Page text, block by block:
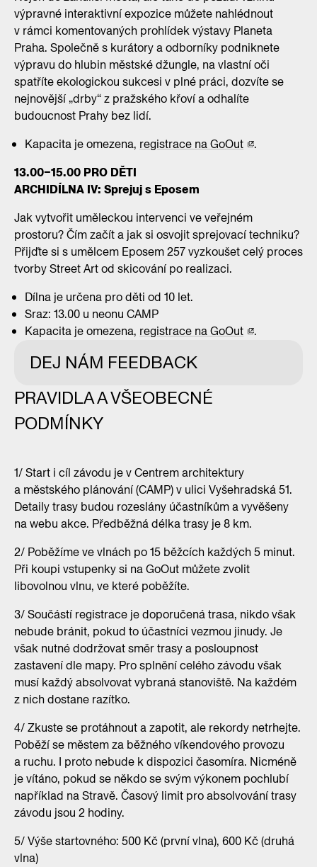
výpravné interaktivní expozice můžete nahlédnout
v rámci komentovaných prohlídek výstavy Planeta
Praha. Společně s kurátory a odborníky podniknete
výpravu do hlubin městské džungle, na vlastní oči
spatříte ekologickou sukcesi v plné práci, dozvíte se
nejnovější „drby“ z pražského křoví a odhalíte
budoucnost Prahy bez lidí.
Kapacita je omezena, registrace na GoOut
.
13.00–15.00 PRO DĚTI
ARCHIDÍLNA IV: Sprejuj s Eposem
Jak vytvořit uměleckou intervenci ve veřejném
prostoru? Čím začít a jak si osvojit sprejovací techniku?
Přijďte si s umělcem Eposem 257 vyzkoušet celý proces
tvorby Street Art od skicování po realizaci.
Dílna je určena pro děti od 10 let.
Sraz: 13.00 u neonu CAMP
Kapacita je omezena, registrace na GoOut .
DEJ NÁM FEEDBACK
01/10
PRAVIDLA A VŠEOBECNÉ
PODMÍNKY
1/ Start i cíl závodu je v Centrem architektury
a městského plánování (CAMP) v ulici Vyšehradská 51.
Detaily trasy budou rozeslány účastníkům a vyvěšeny
na webu akce. Předběžná délka trasy je 8 km.
2/ Poběžíme ve vlnách po 15 běžcích každých 5 minut.
Při koupi vstupenky si na GoOut můžete zvolit
libovolnou vlnu, ve které poběžíte.
3/ Součástí registrace je doporučená trasa, nikdo však
nebude bránit, pokud to účastníci vezmou jinudy. Je
však nutné dodržovat směr trasy a posloupnost
zastavení dle mapy. Pro splnění celého závodu však
musí každý absolvovat vybraná stanoviště. Na každém
z nich dostane razítko.
4/ Zkuste se protáhnout a zapotit, ale rekordy netrhejte.
Poběží se městem za běžného víkendového provozu
a ruchu. I proto nebude k dispozici časomíra. Nicméně
je vítáno, pokud se někdo se svým výkonem pochlubí
například na Stravě. Časový limit pro absolvování trasy
závodu jsou 2 hodiny.
5/ Výše startovného: 500 Kč (první vlna), 600 Kč (druhá
vlna)